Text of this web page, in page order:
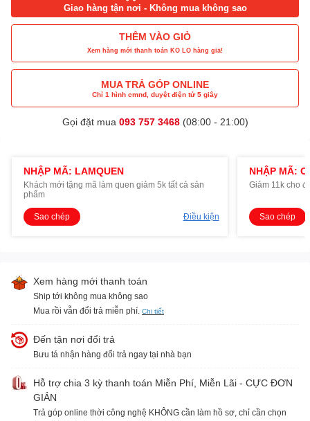
Giao hàng tận nơi - Không mua không sao
THÊM VÀO GIỎ
Xem hàng mới thanh toán KO LO hàng giả!
MUA TRẢ GÓP ONLINE
Chỉ 1 hình cmnd, duyệt điện tử 5 giây
Gọi đặt mua 093 757 3468(08:00 - 21:00)
NHẬP MÃ: LAMQUEN
Khách mới tặng mã làm quen giảm 5k tất cả sản
phẩm
Sao chép Điều kiện
NHẬP MÃ:
Giảm 11k cho
Sao chép
Xem hàng mới thanh toán
Ship tới không mua không sao
Mua rồi vẫn đổi trả miễn phí. Chi tiết
Đến tận nơi đổi trả
Bưu tá nhận hàng đổi trả ngay tại nhà bạn
Hỗ trợ chia 3 kỳ thanh toán Miễn Phí, Miễn Lãi - CỰC ĐƠN
GIẢN
Trả góp online thời công nghệ KHÔNG cần làm hồ sơ, chỉ cần chọn